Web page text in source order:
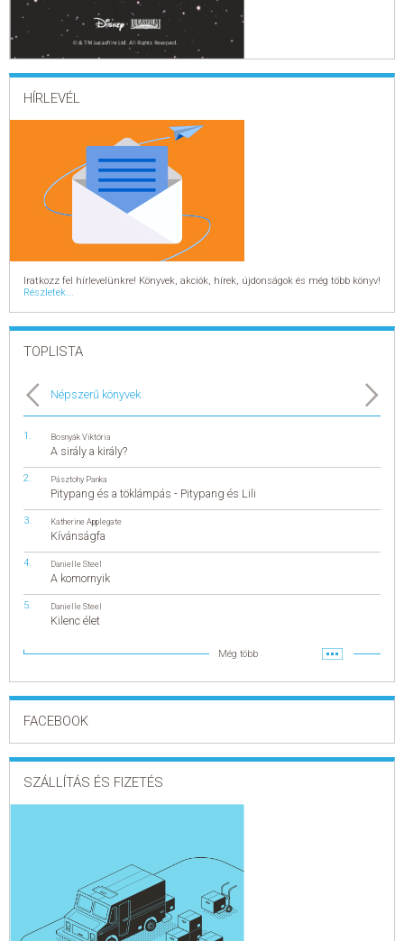
HÍRLEVÉL
Iratkozz fel hírlevelünkre! Könyvek, akciók, hírek, újdonságok és még több könyv!
Részletek...
TOPLISTA
Népszerű könyvek
Bosnyák Viktória
A sirály a király?
Pásztohy Panka
Pitypang és a töklámpás - Pitypang és Lili
Katherine Applegate
Kívánságfa
Danielle Steel
A komornyik
Danielle Steel
Kilenc élet
Még több
FACEBOOK
SZÁLLÍTÁS ÉS FIZETÉS